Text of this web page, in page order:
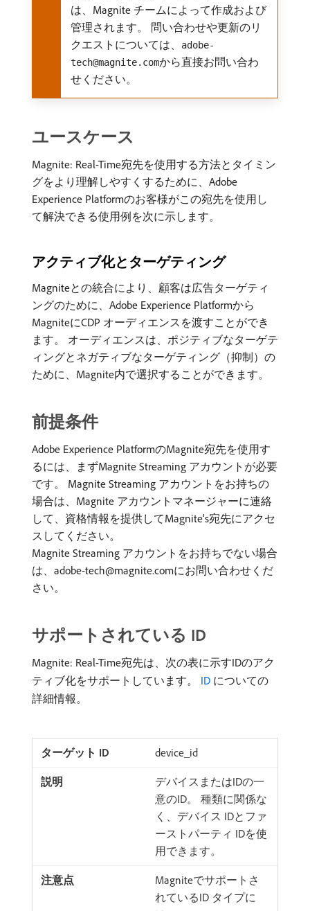
は、Magnite チームによって作成および
管理されます。 問い合わせや更新のリ
クエストについては、
adobe-
tech@magnite.comから直接お問い合わ
せください。
ユースケース
Magnite: Real-Time宛先を使用する方法とタイミン
グをより理解しやすくするために、Adobe
Experience Platformのお客様がこの宛先を使用し
て解決できる使用例を次に示します。
アクティブ化とターゲティング
Magniteとの統合により、顧客は広告ターゲティ
ングのために、Adobe Experience Platformから
MagniteにCDP オーディエンスを渡すことができ
ます。 オーディエンスは、ポジティブなターゲテ
ィングとネガティブなターゲティング（抑制）の
ために、Magnite内で選択することができます。
前提条件
Adobe Experience PlatformのMagnite宛先を使用す
るには、まずMagnite Streaming アカウントが必要
です。 Magnite Streaming アカウントをお持ちの
場合は、Magnite アカウントマネージャーに連絡
して、資格情報を提供してMagnite’s宛先にアクセ
スしてください。
Magnite Streaming アカウントをお持ちでない場合
は、adobe-tech@magnite.comにお問い合わせくだ
さい。
サポートされている ID
Magnite: Real-Time宛先は、次の表に示すIDのアク
ティブ化をサポートしています。 ID についての
詳細情報。
device_id
デバイスまたはIDの一
意のID。 種類に関係な
く、デバイス IDとファ
ーストパーティ IDを使
用できます。
Magniteでサポートさ
れているID タイプに